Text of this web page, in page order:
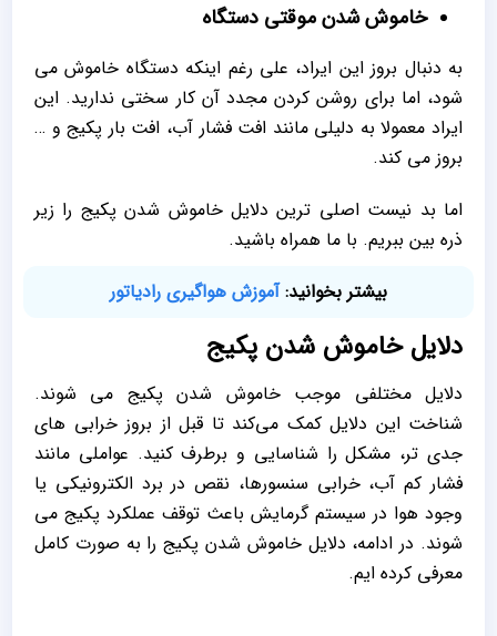
خاموش شدن موقتی دستگاه
به دنبال بروز این ایراد، علی رغم اینکه دستگاه خاموش می
شود، اما برای روشن کردن مجدد آن کار سختی ندارید. این
ایراد معمولا به دلیلی مانند افت فشار آب، افت بار پکیج و …
بروز می کند.
اما بد نیست اصلی ترین دلایل خاموش شدن پکیج را زیر
ذره بین ببریم. با ما همراه باشید.
بیشتر بخوانید:آموزش هواگیری رادیاتور
دلایل خاموش شدن پکیج
دلایل مختلفی موجب خاموش شدن پکیج می‌ شوند.
شناخت این دلایل کمک می‌کند تا قبل از بروز خرابی ‌های
جدی‌ تر، مشکل را شناسایی و برطرف کنید. عواملی مانند
فشار کم آب، خرابی سنسور‌ها، نقص در برد الکترونیکی یا
وجود هوا در سیستم گرمایش باعث توقف عملکرد پکیج می
شوند. در ادامه، دلایل خاموش شدن پکیج را به ‌صورت کامل
معرفی کرده‌ ایم.